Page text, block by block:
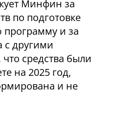
Минфин за
по подготовке
и за
с другими
средства были
на 2025 год,
и не